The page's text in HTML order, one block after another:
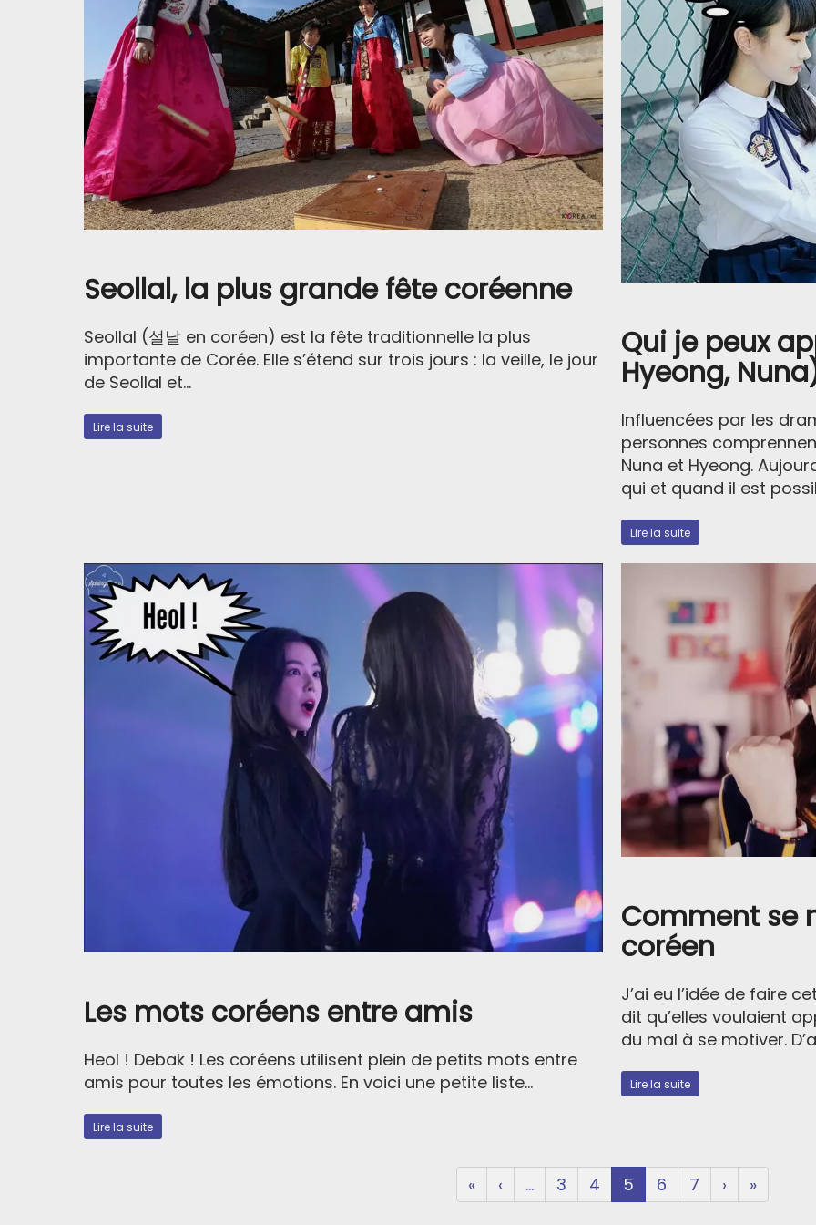
Seollal, la plus grande fête coréenne
Seollal (설날 en coréen) est la fête traditionnelle la plus
importante de Corée. Elle s’étend sur trois jours : la veille, le jour
de Seollal et...
Lire la suite
Qui je peux
Hyeong,
Influencées par les
personnes
Nuna et Hyeong.
qui et quand il est
Lire la suite
Les mots coréens entre amis
Heol ! Debak ! Les coréens utilisent plein de petits mots entre
amis pour toutes les émotions. En voici une petite liste...
Lire la suite
Comment se
coréen
J’ai eu l’idée de faire
dit qu’elles voulaient
du mal à se motiver.
Lire la suite
« ‹ ... 3 4 5 6 7 › »